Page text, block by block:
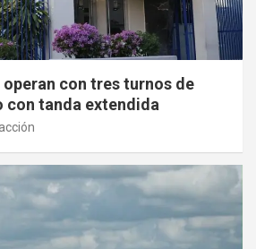
con tres turnos de
con tanda extendida